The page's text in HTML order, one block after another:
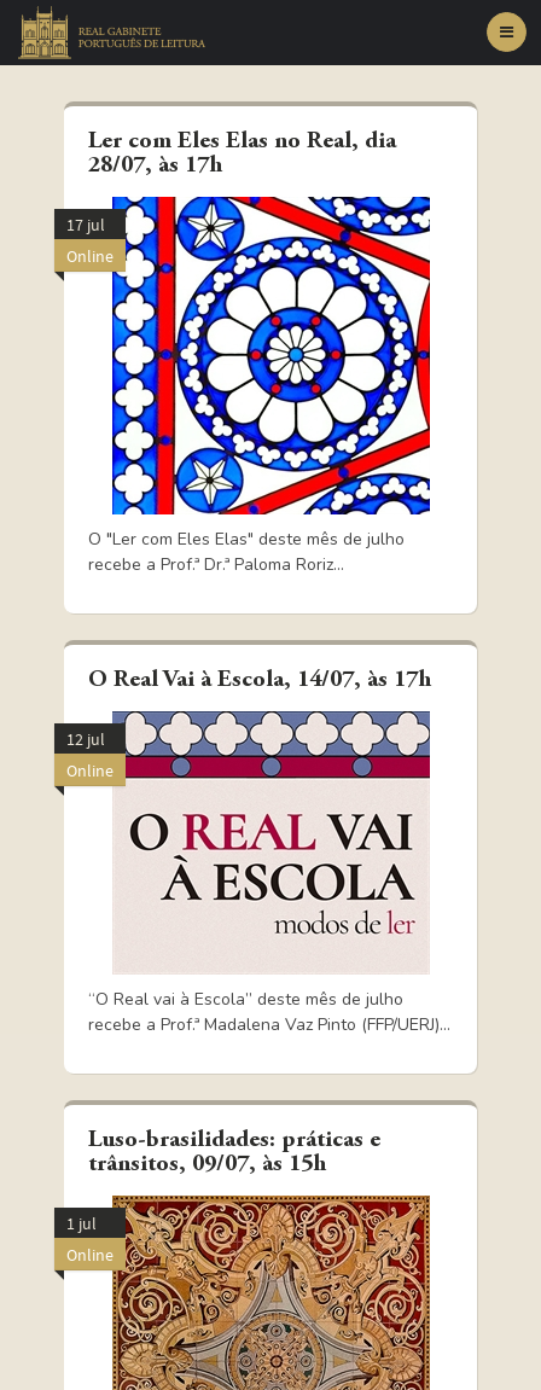
Ler com Eles Elas no Real, dia
28/07, às 17h
17 jul
Online
O "Ler com Eles Elas" deste mês de julho
recebe a Prof.ª Dr.ª Paloma Roriz...
O Real Vai à Escola, 14/07, às 17h
12 jul
Online
“O Real vai à Escola” deste mês de julho
recebe a Prof.ª Madalena Vaz Pinto (FFP/UERJ)...
Luso-brasilidades: práticas e
trânsitos, 09/07, às 15h
1 jul
Online